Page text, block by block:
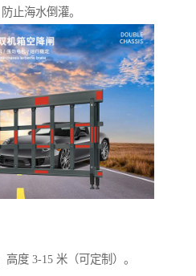
止海水倒灌。
度 3-15 米（可定制）。